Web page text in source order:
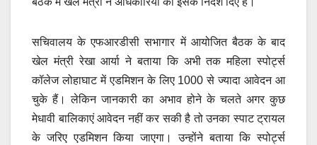
सचिवालय के एफआरडीसी सभागार में आयोजित बैठक के बाद
खेल मंत्री रेखा आर्या ने बताया कि अभी तक महिला स्पोर्ट्स
कॉलेज लोहाघाट में एडमिशन के लिए 1000 से ज्यादा आवेदन आ
चुके हैं। लेकिन जानकारी का अभाव होने के चलते अगर कुछ
मेधावी बालिकाएं आवेदन नहीं कर सकी है तो उनका स्पाट ट्रायल
के जरिए एडमिशन किया जाएगा। उन्होंने बताया कि स्पोर्ट्स